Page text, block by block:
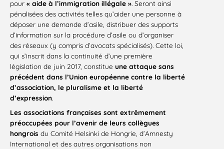
pour « aide à l’immigration illégale ». Seront ainsi
pénalisées des activités telles qu’aider une personne à
déposer une demande d’asile, distribuer des supports
d’information sur la procédure d’asile ou d’organiser
des réseaux (y compris d’avocats spécialisés). Cette loi,
qui s’inscrit dans la continuité d’une première
législation de juin 2017, constitue une attaque sans
précédent dans l’Union européenne contre la liberté
d’association, le pluralisme et la liberté
d’expression.
Les associations françaises sont extrêmement
préoccupées pour l’avenir de leurs collègues
hongrois du Comité Helsinki de Hongrie, d’Amnesty
International et des autres organisations non